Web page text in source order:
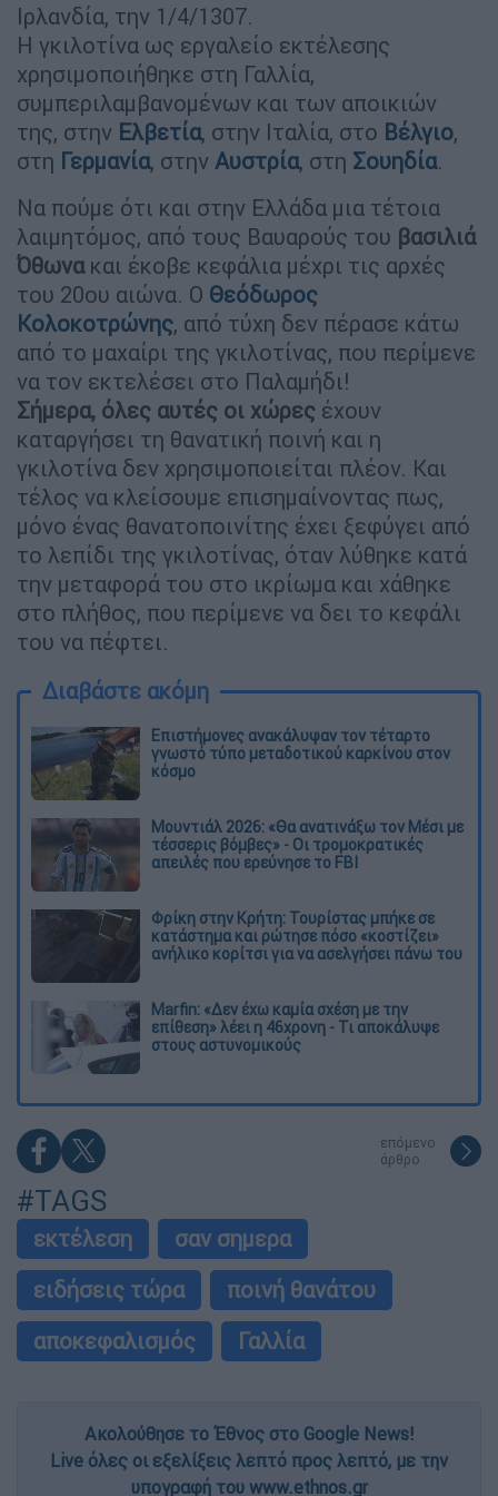
Ιρλανδία, την 1/4/1307.
Η γκιλοτίνα ως εργαλείο εκτέλεσης
χρησιμοποιήθηκε στη Γαλλία,
συμπεριλαμβανομένων και των αποικιών
της, στην Ελβετία, στην Ιταλία, στο Βέλγιο,
στη Γερμανία, στην Αυστρία, στη Σουηδία.
Να πούμε ότι και στην Ελλάδα μια τέτοια
λαιμητόμος, από τους Βαυαρούς του βασιλιά
Όθωνακαι έκοβε κεφάλια μέχρι τις αρχές
του 20ου αιώνα. Ο Θεόδωρος
Κολοκοτρώνης, από τύχη δεν πέρασε κάτω
από το μαχαίρι της γκιλοτίνας, που περίμενε
να τον εκτελέσει στο Παλαμήδι!
Σήμερα, όλες αυτές οι χώρες έχουν
καταργήσει τη θανατική ποινή και η
γκιλοτίνα δεν χρησιμοποιείται πλέον. Και
τέλος να κλείσουμε επισημαίνοντας πως,
μόνο ένας θανατοποινίτης έχει ξεφύγει από
το λεπίδι της γκιλοτίνας, όταν λύθηκε κατά
την μεταφορά του στο ικρίωμα και χάθηκε
στο πλήθος, που περίμενε να δει το κεφάλι
του να πέφτει.
Διαβάστε ακόμη
Επιστήμονες ανακάλυψαν τον τέταρτο
γνωστό τύπο μεταδοτικού καρκίνου στον
κόσμο
Μουντιάλ 2026: «Θα ανατινάξω τον Μέσι με
τέσσερις βόμβες» - Οι τρομοκρατικές
απειλές που ερεύνησε το FBI
Φρίκη στην Κρήτη: Τουρίστας μπήκε σε
κατάστημα και ρώτησε πόσο «κοστίζει»
ανήλικο κορίτσι για να ασελγήσει πάνω του
Marfin: «Δεν έχω καμία σχέση με την
επίθεση» λέει η 46χρονη - Τι αποκάλυψε
στους αστυνομικούς
επόμενο
άρθρο
#TAGS
εκτέλεση
σαν σημερα
ειδήσεις τώρα
ποινή θανάτου
αποκεφαλισμός
Γαλλία
Ακολούθησε το Έθνος στο Google News!
Live όλες οι εξελίξεις λεπτό προς λεπτό, με την
υπογραφή του www.ethnos.gr